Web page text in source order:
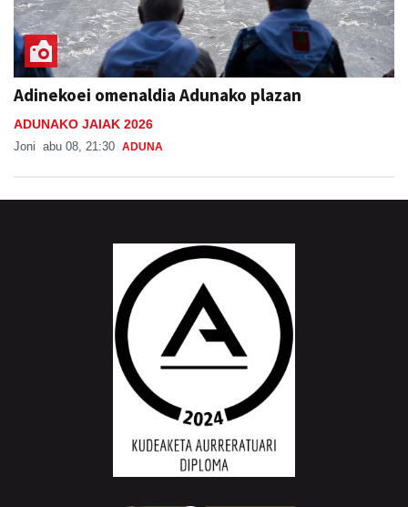
Adinekoei omenaldia Adunako plazan
ADUNAKO JAIAK 2026
Joni abu 08, 21:30 ADUNA